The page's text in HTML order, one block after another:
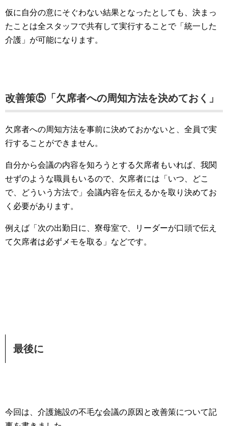
仮に自分の意にそぐわない結果となったとしても、決まっ
たことは全スタッフで共有して実行することで「統一した
介護」が可能になります。
改善策⑤「欠席者への周知方法を決めておく」
欠席者への周知方法を事前に決めておかないと、全員で実
行することができません。
自分から会議の内容を知ろうとする欠席者もいれば、我関
せずのような職員もいるので、欠席者には「いつ、どこ
で、どういう方法で」会議内容を伝えるかを取り決めてお
く必要があります。
例えば「次の出勤日に、寮母室で、リーダーが口頭で伝え
て欠席者は必ずメモを取る」などです。
最後に
今回は、介護施設の不毛な会議の原因と改善策について記